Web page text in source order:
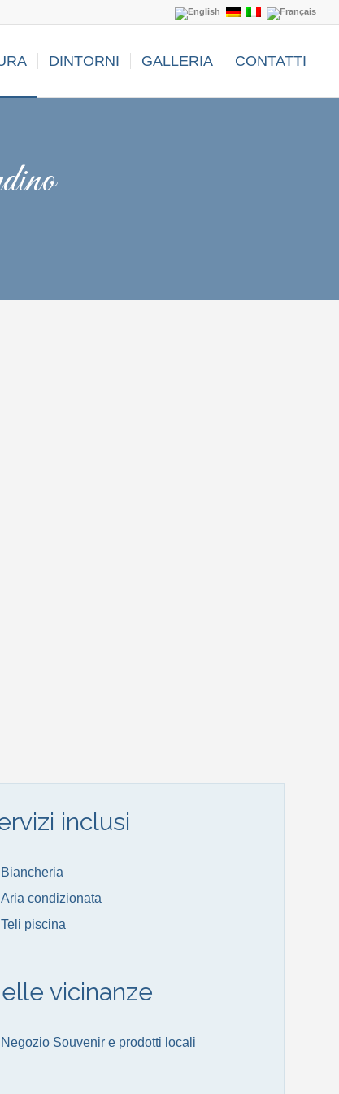
DINTORNI GALLERIA CONTATTI
inclusi
Biancheria
Aria condizionata
Teli piscina
vicinanze
Negozio Souvenir e prodotti locali